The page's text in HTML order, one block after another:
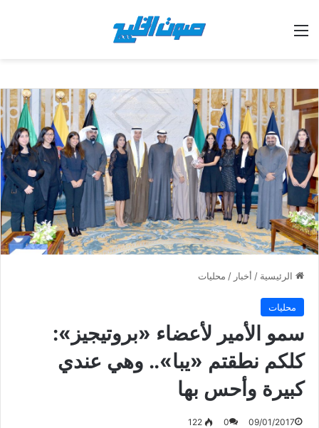
القائمة
الرئيسية / أخبار / محليات
محليات
سمو الأمير لأعضاء «بروتيجيز»:
كلكم نطقتم «يبا».. وهي عندي
كبيرة وأحس بها
09/01/2017
0
122